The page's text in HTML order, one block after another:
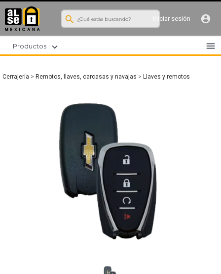
search Iniciar sesión account_circle
menu
Productos expand_more
Cerrajería > Remotos, llaves, carcasas y navajas > Llaves y remotos